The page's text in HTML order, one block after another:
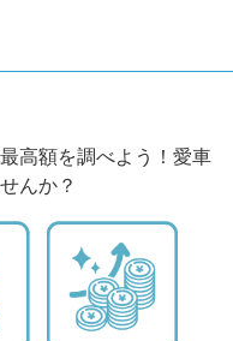
高額を調べよう！愛車
んか？